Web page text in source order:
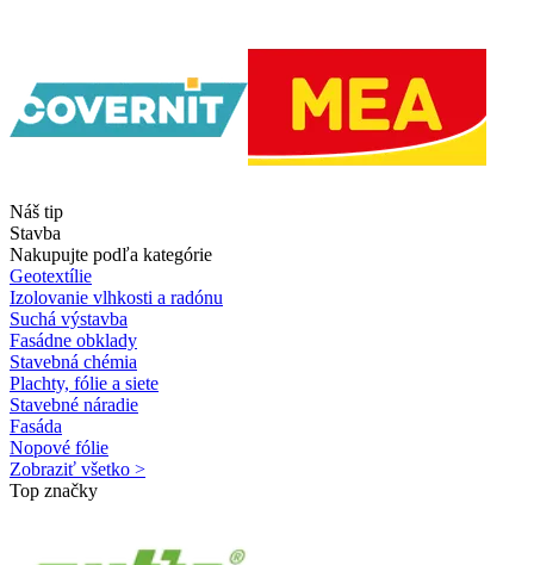
Náš tip
Stavba
Nakupujte podľa kategórie
Geotextílie
Izolovanie vlhkosti a radónu
Suchá výstavba
Fasádne obklady
Stavebná chémia
Plachty, fólie a siete
Stavebné náradie
Fasáda
Nopové fólie
Zobraziť všetko >
Top značky